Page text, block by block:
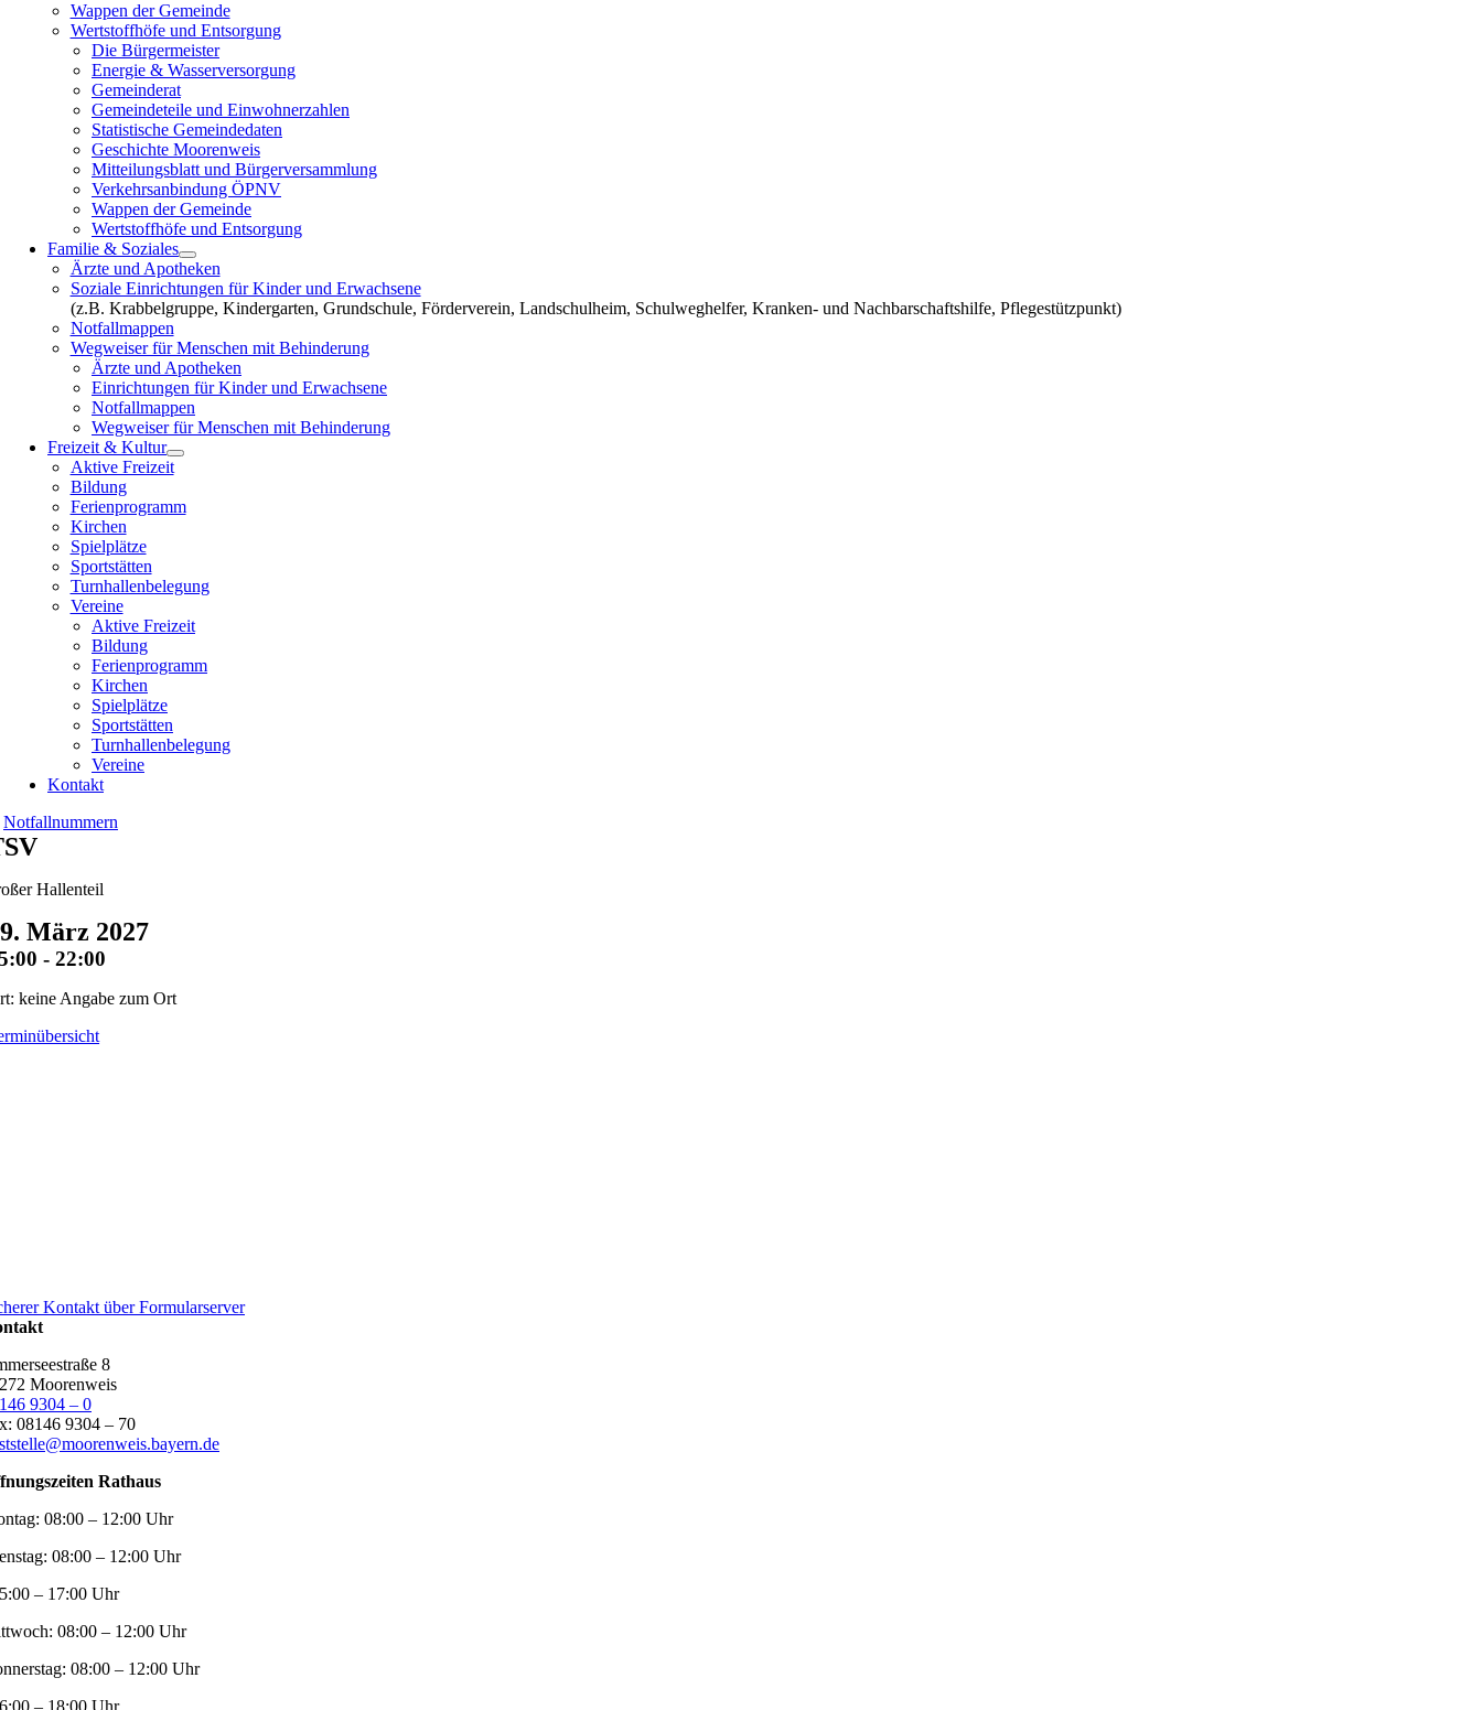
Wappen der Gemeinde
Wertstoffhöfe und Entsorgung
Die Bürgermeister
Energie & Wasserversorgung
Gemeinderat
Gemeindeteile und Einwohnerzahlen
Statistische Gemeindedaten
Geschichte Moorenweis
Mitteilungsblatt und Bürgerversammlung
Verkehrsanbindung ÖPNV
Wappen der Gemeinde
Wertstoffhöfe und Entsorgung
Familie & Soziales
Ärzte und Apotheken
Soziale Einrichtungen für Kinder und Erwachsene
(z.B. Krabbelgruppe, Kindergarten, Grundschule, Förderverein, Landschulheim, Schulweghelfer, Kranken- und Nachbarschaftshilfe, Pflegestützpunkt)
Notfallmappen
Wegweiser für Menschen mit Behinderung
Ärzte und Apotheken
Einrichtungen für Kinder und Erwachsene
Notfallmappen
Wegweiser für Menschen mit Behinderung
Freizeit & Kultur
Aktive Freizeit
Bildung
Ferienprogramm
Kirchen
Spielplätze
Sportstätten
Turnhallenbelegung
Vereine
Aktive Freizeit
Bildung
Ferienprogramm
Kirchen
Spielplätze
Sportstätten
Turnhallenbelegung
Vereine
Kontakt
Notfallnummern
Hallenteil
März 2027
- 22:00
keine Angabe zum Ort
Kontakt über Formularserver
8
Moorenweis
9304 – 0
08146 9304 – 70
Rathaus
08:00 – 12:00 Uhr
08:00 – 12:00 Uhr
– 17:00 Uhr
08:00 – 12:00 Uhr
08:00 – 12:00 Uhr
– 18:00 Uhr